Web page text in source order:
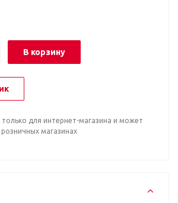
В корзину
только для интернет-магазина и может
магазинах